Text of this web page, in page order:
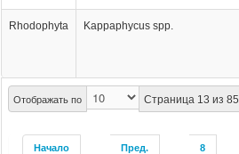
Отображать по Страница 13 из 85
Начало Пред. 8
Rhodophyta Kappaphycus spp.